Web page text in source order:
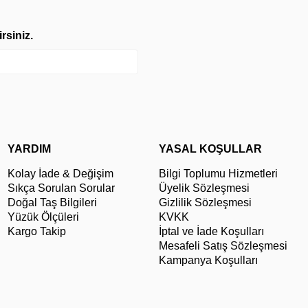
YARDIM
Kolay İade & Değişim
Sıkça Sorulan Sorular
Doğal Taş Bilgileri
Yüzük Ölçüleri
Kargo Takip
YASAL KOŞULLAR
Bilgi Toplumu Hizmetleri
Üyelik Sözleşmesi
Gizlilik Sözleşmesi
KVKK
İptal ve İade Koşulları
Mesafeli Satış Sözleşmesi
Kampanya Koşulları